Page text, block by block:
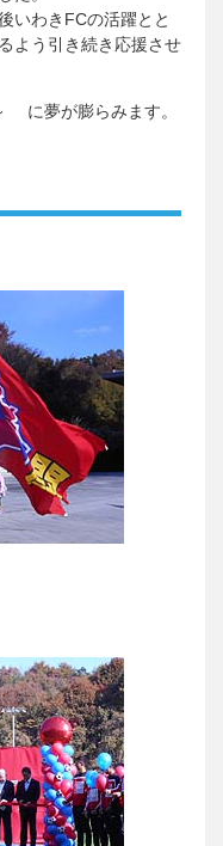
いわきFCの活躍とと
よう引き続き応援させ
に夢が膨らみます。